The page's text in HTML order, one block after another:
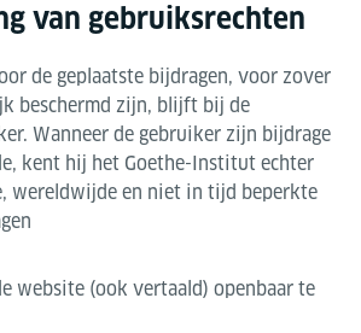
van gebruiksrechten
de geplaatste bijdragen, voor zover
beschermd zijn, blijft bij de
Wanneer de gebruiker zijn bijdrage
kent hij het Goethe-Institut echter
wereldwijde en niet in tijd beperkte
website (ook vertaald) openbaar te